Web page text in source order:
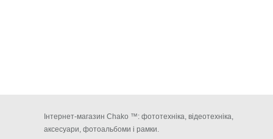
Інтернет-магазин Chako ™: фототехніка, відеотехніка,
аксесуари, фотоальбоми і рамки.